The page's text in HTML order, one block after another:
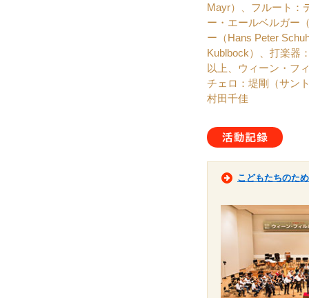
Mayr）、フルート：
ー・エールベルガー
ー（Hans Peter
Kublbock）、打楽器
以上、ウィーン・フ
チェロ：堤剛（サン
村田千佳
こどもたちのた